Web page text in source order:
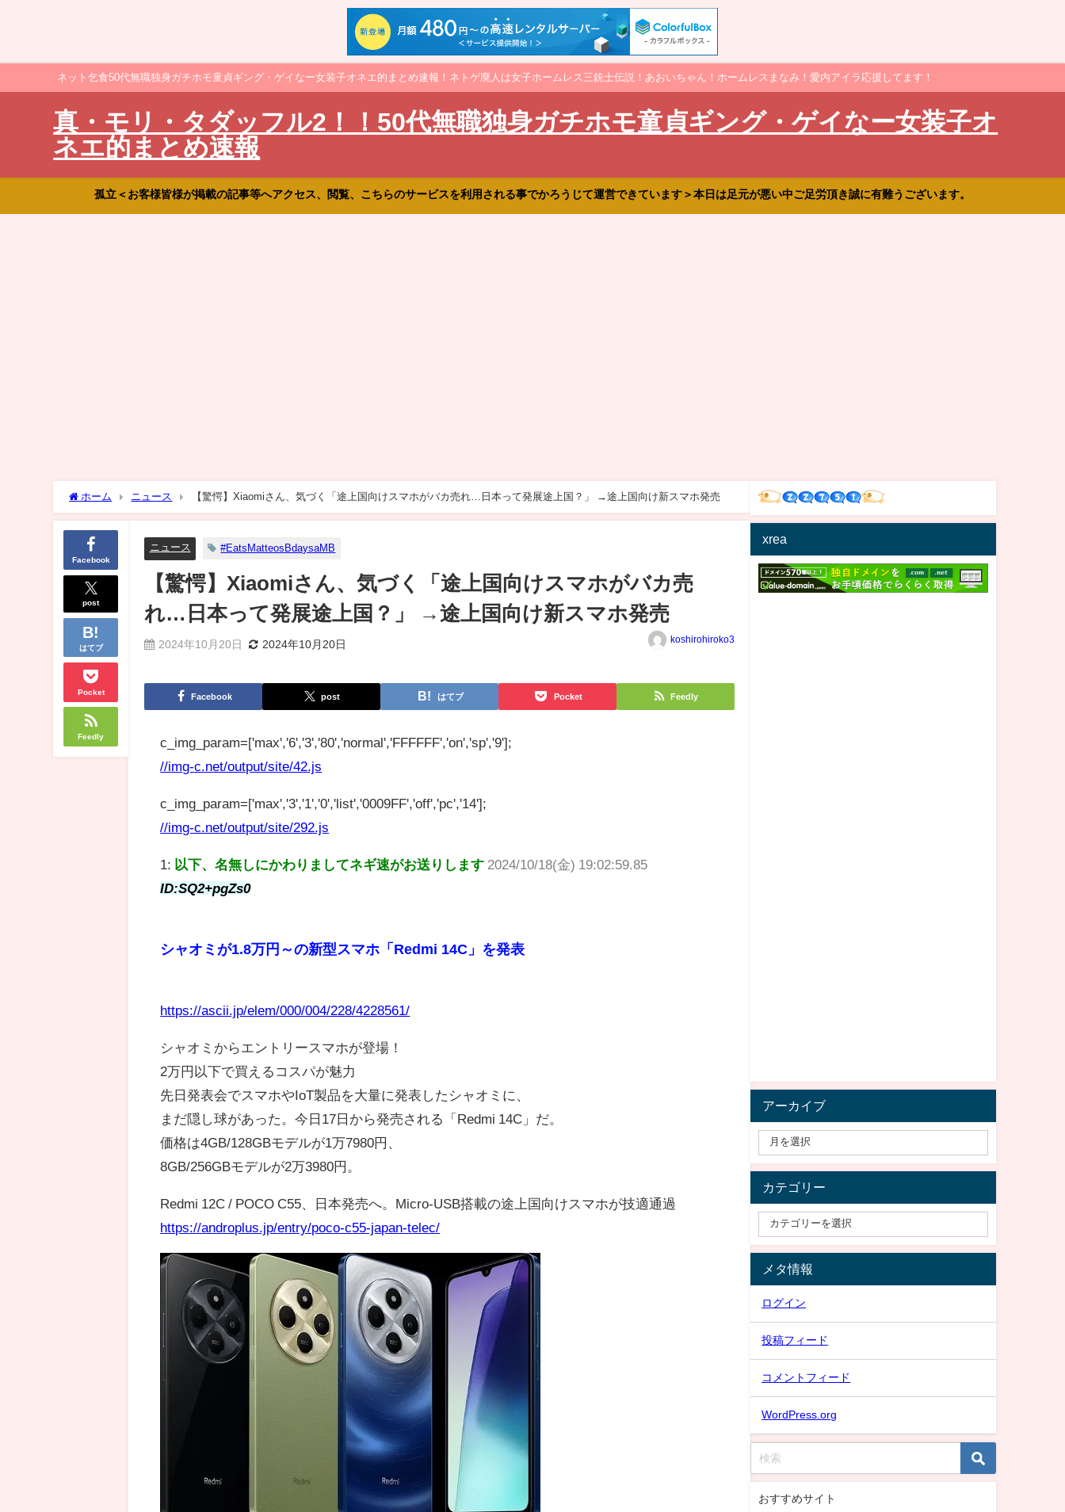
ネット乞食50代無職独身ガチホモ童貞ギング・ゲイなー女装子オネエ的まとめ速報！ネトゲ廃人は女子ホームレス三銃士伝説！あおいちゃん！ホームレスまなみ！愛内アイラ応援してます！
真・モリ・タダッフル2！！50代無職独身ガチホモ童貞ギング・ゲイなー女装子オ
ネエ的まとめ速報
孤立＜お客様皆様が掲載の記事等へアクセス、閲覧、こちらのサービスを利用される事でかろうじて運営できています＞本日は足元が悪い中ご足労頂き誠に有難うございます。
ホーム ニュース 【驚愕】Xiaomiさん、気づく「途上国向けスマホがバカ売れ…日本って発展途上国？」 →途上国向け新スマホ発売
Facebook
post
はてブ
Pocket
Feedly
ニュース #EatsMatteosBdaysaMB
【驚愕】Xiaomiさん、気づく「途上国向けスマホがバカ売
れ…日本って発展途上国？」 →途上国向け新スマホ発売
2024年10月20日 2024年10月20日 koshirohiroko3
Facebook post はてブ Pocket Feedly
c_img_param=['max','6','3','80','normal','FFFFFF','on','sp','9'];
//img-c.net/output/site/42.js
c_img_param=['max','3','1','0','list','0009FF','off','pc','14'];
//img-c.net/output/site/292.js
1: 以下、名無しにかわりましてネギ速がお送りします 2024/10/18(金) 19:02:59.85
ID:SQ2+pgZs0
シャオミが1.8万円～の新型スマホ「Redmi 14C」を発表
https://ascii.jp/elem/000/004/228/4228561/
シャオミからエントリースマホが登場！
2万円以下で買えるコスパが魅力
先日発表会でスマホやIoT製品を大量に発表したシャオミに、
まだ隠し球があった。今日17日から発売される「Redmi 14C」だ。
価格は4GB/128GBモデルが1万7980円、
8GB/256GBモデルが2万3980円。
Redmi 12C / POCO C55、日本発売へ。Micro-USB搭載の途上国向けスマホが技適通過
https://androplus.jp/entry/poco-c55-japan-telec/
xrea
アーカイブ
カテゴリー
メタ情報
ログイン
投稿フィード
コメントフィード
WordPress.org
おすすめサイト